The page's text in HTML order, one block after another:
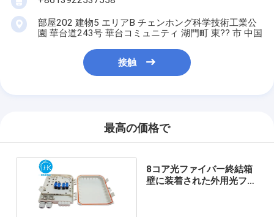
部屋202 建物5 エリアB チェンホング科学技術工業公
園 華台道243号 華台コミュニティ 湖門町 東?? 市 中国
接触
最高の価格で
8コア光ファイバー終結箱
壁に装着された外用光ファ